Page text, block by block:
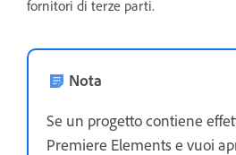
fornitori di terze parti.
Nota
Se un progetto contiene
Premiere Elements e vuoi